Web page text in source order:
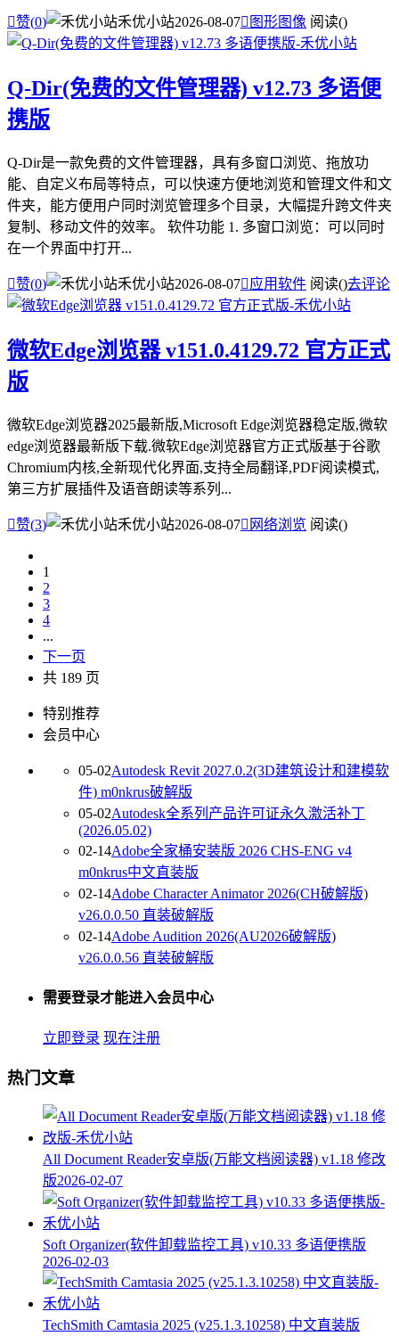
赞(0) 禾优小站2026-08-07 图形图像 阅读()
Q-Dir(免费的文件管理器) v12.73 多语便
携版
Q-Dir是一款免费的文件管理器，具有多窗口浏览、拖放功
能、自定义布局等特点，可以快速方便地浏览和管理文件和文
件夹，能方便用户同时浏览管理多个目录，大幅提升跨文件夹
复制、移动文件的效率。 软件功能 1. 多窗口浏览：可以同时
在一个界面中打开...
赞(0) 禾优小站2026-08-07应用软件 阅读()去评论
微软Edge浏览器 v151.0.4129.72 官方正式
版
微软Edge浏览器2025最新版,Microsoft Edge浏览器稳定版,微软
edge浏览器最新版下载.微软Edge浏览器官方正式版基于谷歌
Chromium内核,全新现代化界面,支持全局翻译,PDF阅读模式,
第三方扩展插件及语音朗读等系列...
赞(3) 禾优小站2026-08-07 网络浏览 阅读()
1
2
3
4
...
下一页
共 189 页
特别推荐
会员中心
05-02Autodesk Revit 2027.0.2(3D建筑设计和建模软
件) m0nkrus破解版
05-02Autodesk全系列产品许可证永久激活补丁
(2026.05.02)
02-14Adobe全家桶安装版 2026 CHS-ENG v4
m0nkrus中文直装版
02-14Adobe Character Animator 2026(CH破解版)
v26.0.0.50 直装破解版
02-14Adobe Audition 2026(AU2026破解版)
v26.0.0.56 直装破解版
需要登录才能进入会员中心
立即登录 现在注册
热门文章
All Document Reader安卓版(万能文档阅读器) v1.18 修改
版2026-02-07
Soft Organizer(软件卸载监控工具) v10.33 多语便携版
2026-02-03
TechSmith Camtasia 2025 (v25.1.3.10258) 中文直装版